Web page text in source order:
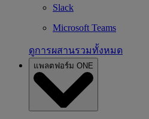
Slack
Microsoft Teams
ดูการผสานรวมทั้งหมด
แพลตฟอร์ม ONE